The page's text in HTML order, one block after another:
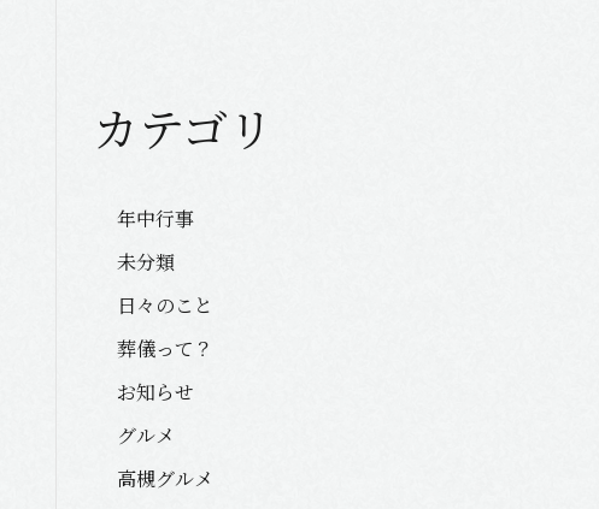
カテゴリ
年中行事
未分類
日々のこと
葬儀って？
お知らせ
グルメ
高槻グルメ